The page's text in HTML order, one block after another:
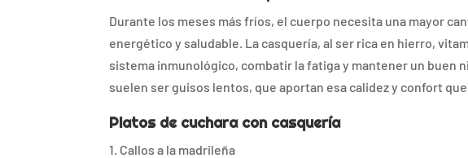
Durante los meses más fríos, el cuerpo necesita una mayor
energético y saludable. La casquería, al ser rica en hierro,
sistema inmunológico, combatir la fatiga y mantener un buen
suelen ser guisos lentos, que aportan esa calidez y confort
Platos de cuchara con casquería
1. Callos a la madrileña